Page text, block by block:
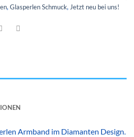
,Glasperlen Schmuck,Jetzt neu bei uns!
Armband im Diamanten Design.